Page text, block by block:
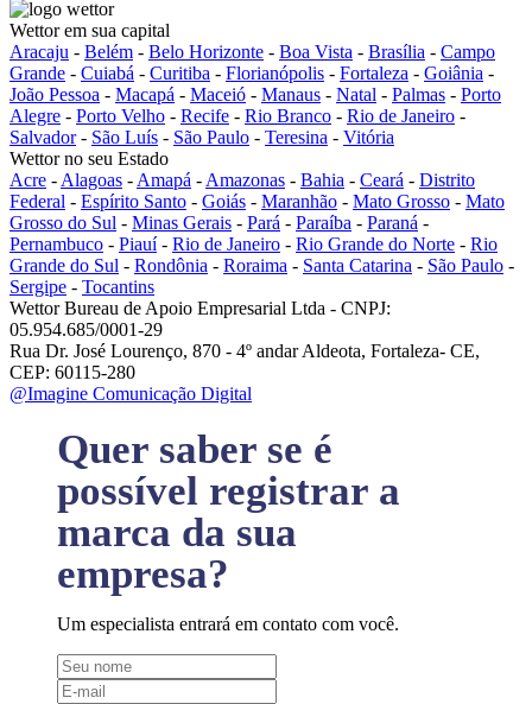
Wettor em sua capital
Aracaju - Belém - Belo Horizonte - Boa Vista - Brasília - Campo
Grande - Cuiabá - Curitiba - Florianópolis - Fortaleza - Goiânia -
João Pessoa - Macapá - Maceió - Manaus - Natal - Palmas - Porto
Alegre - Porto Velho - Recife - Rio Branco - Rio de Janeiro -
Salvador- São Luís - São Paulo - Teresina - Vitória
Wettor no seu Estado
Acre - Alagoas - Amapá - Amazonas - Bahia - Ceará - Distrito
Federal - Espírito Santo - Goiás - Maranhão - Mato Grosso - Mato
Grosso do Sul - Minas Gerais - Pará - Paraíba - Paraná -
Pernambuco - Piauí- Rio de Janeiro - Rio Grande do Norte - Rio
Grande do Sul - Rondônia - Roraima - Santa Catarina - São Paulo -
Sergipe - Tocantins
Wettor Bureau de Apoio Empresarial Ltda - CNPJ:
05.954.685/0001-29
Rua Dr. José Lourenço, 870 - 4º andar Aldeota, Fortaleza- CE,
CEP: 60115-280
@Imagine Comunicação Digital
Quer saber se é
possível registrar a
marca da sua
empresa?
Um especialista entrará em contato com você.